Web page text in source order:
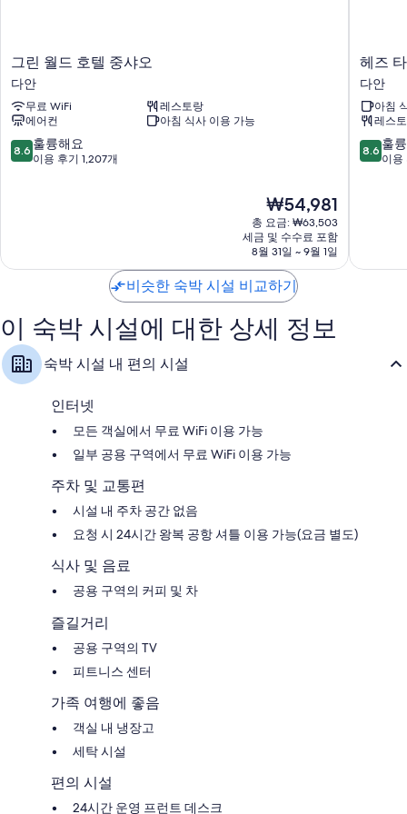
필로우탑 매트리스 및 오리털 이불
LCD TV - 디지털 TV 채널 이용 가능
냉장고, 하우스키핑 서비스(매일) 및 책상
그
린
월
드
호
텔
중
그린 월드 호텔 중샤오
다안
무료 WiFi
레스토랑
에어컨
아침 식사 이용 가능
10
점
륭
이
용
후
기
1,207
8.6 훌륭해요
이용 후기 1,207개
현
재
요
금
₩54,981
₩54,981
총 요금: ₩63,503
세금 및 수수료 포함
8월 31일 ~ 9월 1일
헤
즈
타
이
베
이
다
헤즈
다안
아침
레스
10
점
륭
8.6 훌
이용
비슷한 숙박 시설 비교하기
이 숙박 시설에 대한 상세 정보
숙박 시설 내 편의 시설
인터넷
모든 객실에서 무료 WiFi 이용 가능
일부 공용 구역에서 무료 WiFi 이용 가능
주차 및 교통편
시설 내 주차 공간 없음
요청 시 24시간 왕복 공항 셔틀 이용 가능(요금 별도)
식사 및 음료
공용 구역의 커피 및 차
즐길거리
공용 구역의 TV
피트니스 센터
가족 여행에 좋음
객실 내 냉장고
세탁 시설
편의 시설
24시간 운영 프런트 데스크